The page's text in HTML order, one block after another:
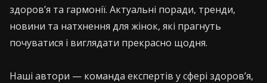
здоров’я та гармонії. Актуальні поради, тренди,
новини та натхнення для жінок, які прагнуть
почуватися і виглядати прекрасно щодня.
Наші автори — команда експертів у сфері здоров’я,